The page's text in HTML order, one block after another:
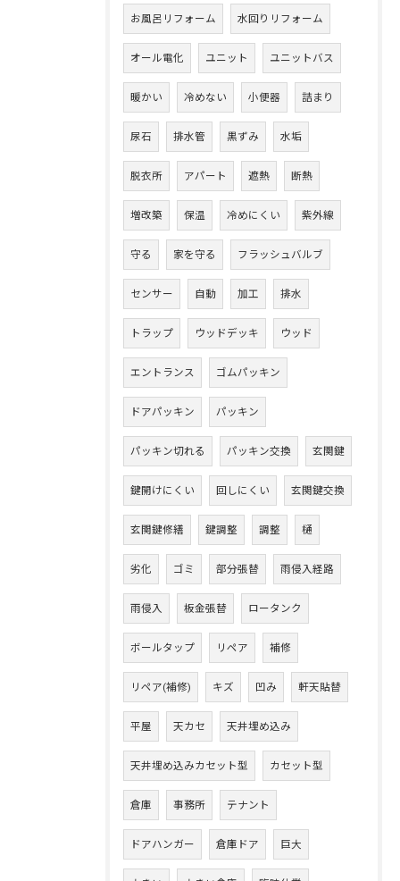
お風呂リフォーム 水回りリフォーム
オール電化 ユニット ユニットバス
暖かい 冷めない 小便器 詰まり
尿石 排水管 黒ずみ 水垢
脱衣所 アパート 遮熱 断熱
増改築 保温 冷めにくい 紫外線
守る 家を守る フラッシュバルブ
センサー 自動 加工 排水
トラップ ウッドデッキ ウッド
エントランス ゴムパッキン
ドアパッキン パッキン
パッキン切れる パッキン交換 玄関鍵
鍵開けにくい 回しにくい 玄関鍵交換
玄関鍵修繕 鍵調整 調整 樋
劣化 ゴミ 部分張替 雨侵入経路
雨侵入 板金張替 ロータンク
ボールタップ リペア 補修
リペア(補修) キズ 凹み 軒天貼替
平屋 天カセ 天井埋め込み
天井埋め込みカセット型 カセット型
倉庫 事務所 テナント
ドアハンガー 倉庫ドア 巨大